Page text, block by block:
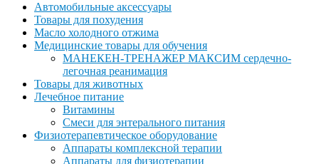
Автомобильные аксессуары
Товары для похудения
Масло холодного отжима
Медицинские товары для обучения
МАНЕКЕН-ТРЕНАЖЕР МАКСИМ сердечно-
легочная реанимация
Товары для животных
Лечебное питание
Витамины
Смеси для энтерального питания
Физиотерапевтическое оборудование
Аппараты комплексной терапии
Аппараты для физиотерапии